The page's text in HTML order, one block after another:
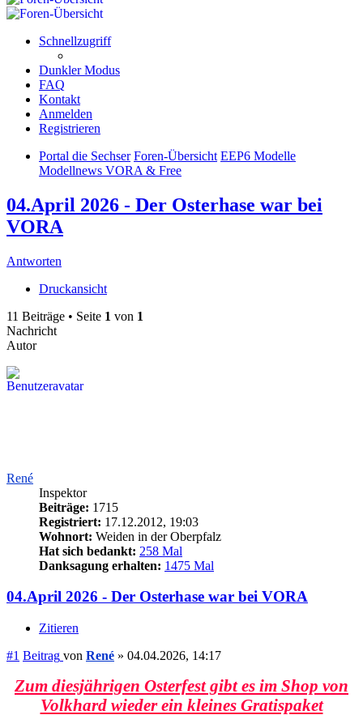
Schnellzugriff
Dunkler Modus
FAQ
Kontakt
Anmelden
Registrieren
Portal die Sechser Foren-Übersicht EEP6 Modelle
Modellnews VORA & Free
04.April 2026 - Der Osterhase war bei
VORA
Antworten
Druckansicht
11 Beiträge • Seite 1 von 1
Nachricht
Autor
René
Inspektor
Beiträge: 1715
Registriert: 17.12.2012, 19:03
Wohnort: Weiden in der Oberpfalz
Hat sich bedankt: 258 Mal
Danksagung erhalten: 1475 Mal
04.April 2026 - Der Osterhase war bei VORA
Zitieren
#1 Beitrag von René » 04.04.2026, 14:17
Zum diesjährigen Osterfest gibt es im Shop von
Volkhard wieder ein kleines Gratispaket